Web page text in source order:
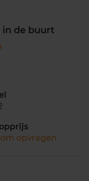
in de buurt
opvragen